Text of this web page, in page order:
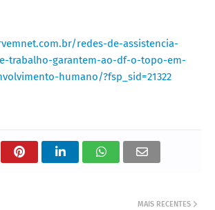
redes-de-assistencia-
trabalho-garantem-ao-df-o-topo-em-
humano/?fsp_sid=21322
MAIS RECENTES